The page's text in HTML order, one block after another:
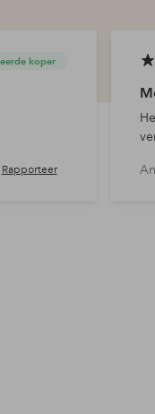
koper
Rapporteer